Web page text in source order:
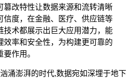
篡改特性让数据来源和流转清晰
信度，在金融、医疗、供应链等
技术都展示出巨大应用潜力，能
效率和安全性，为构建更可靠的
作用。
涌澎湃的时代,数据宛如深埋于地下